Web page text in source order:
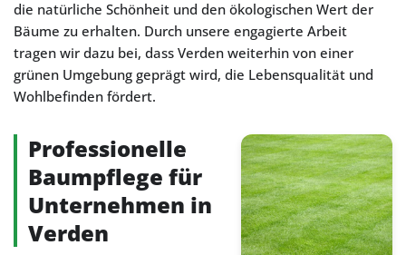
die natürliche Schönheit und den ökologischen Wert der
Bäume zu erhalten. Durch unsere engagierte Arbeit
tragen wir dazu bei, dass Verden weiterhin von einer
grünen Umgebung geprägt wird, die Lebensqualität und
Wohlbefinden fördert.
Professionelle
Baumpflege für
Unternehmen in
Verden